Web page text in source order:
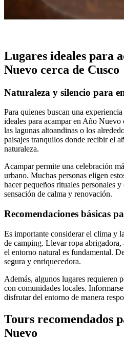
Lugares ideales para
Nuevo cerca de Cusco
Naturaleza y silencio para
Para quienes buscan una
ideales para acampar en Año
las lagunas altoandinas o los
paisajes tranquilos donde recibir el
naturaleza.
Acampar permite una celebración
urbano. Muchas personas eligen
hacer pequeños rituales personales
sensación de calma y renovación.
Recomendaciones básicas
Es importante considerar el clima y
de camping. Llevar ropa abrigadora,
el entorno natural es fundamental.
segura y enriquecedora.
Además, algunos lugares requieren
con comunidades locales.
disfrutar del entorno de manera
Tours recomendados
Nuevo